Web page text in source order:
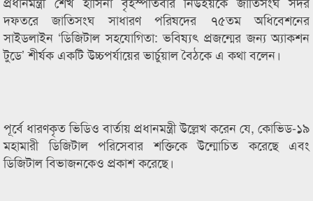
দফতরে জাতিসংঘ সাধারণ পরিষদের ৭৫তম অধিবেশনের
সাইডলাইন ‘ডিজিটাল সহযোগিতা: ভবিষ্যৎ প্রজন্মের জন্য অ্যাকশন
টুডে’ শীর্ষক একটি উচ্চপর্যায়ের ভার্চুয়াল বৈঠকে এ কথা বলেন।
পূর্বে ধারণকৃত ভিডিও বার্তায় প্রধানমন্ত্রী উল্লেখ করেন যে, কোভিড-১৯
মহামারী ডিজিটাল পরিসেবার শক্তিকে উন্মোচিত করেছে এবং
ডিজিটাল বিভাজনকেও প্রকাশ করেছে।